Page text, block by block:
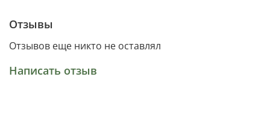
Отзывы
Отзывов еще никто не оставлял
Написать отзыв